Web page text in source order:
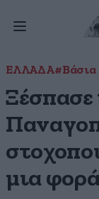
ΕΛΛΑΔΑ
Ξέσπασε
μια